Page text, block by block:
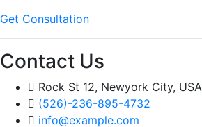
Get Consultation
Contact Us
Rock St 12, Newyork City, USA
(526)-236-895-4732
info@example.com